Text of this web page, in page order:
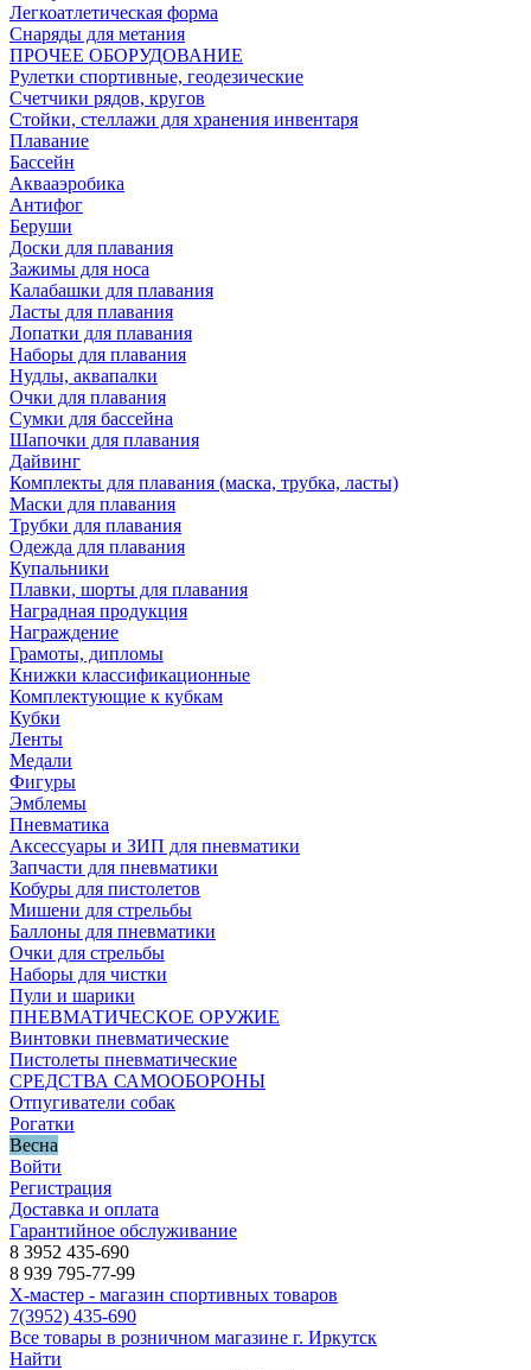
Легкоатлетическая форма
Снаряды для метания
ПРОЧЕЕ ОБОРУДОВАНИЕ
Рулетки спортивные, геодезические
Счетчики рядов, кругов
Стойки, стеллажи для хранения инвентаря
Плавание
Бассейн
Аквааэробика
Антифог
Беруши
Доски для плавания
Зажимы для носа
Калабашки для плавания
Ласты для плавания
Лопатки для плавания
Наборы для плавания
Нудлы, аквапалки
Очки для плавания
Сумки для бассейна
Шапочки для плавания
Дайвинг
Комплекты для плавания (маска, трубка, ласты)
Маски для плавания
Трубки для плавания
Одежда для плавания
Купальники
Плавки, шорты для плавания
Наградная продукция
Награждение
Грамоты, дипломы
Книжки классификационные
Комплектующие к кубкам
Кубки
Ленты
Медали
Фигуры
Эмблемы
Пневматика
Аксессуары и ЗИП для пневматики
Запчасти для пневматики
Кобуры для пистолетов
Мишени для стрельбы
Баллоны для пневматики
Очки для стрельбы
Наборы для чистки
Пули и шарики
ПНЕВМАТИЧЕСКОЕ ОРУЖИЕ
Винтовки пневматические
Пистолеты пневматические
СРЕДСТВА САМООБОРОНЫ
Отпугиватели собак
Рогатки
Весна
Войти
Регистрация
Доставка и оплата
Гарантийное обслуживание
8 3952 435-690
8 939 795-77-99
Х-мастер - магазин спортивных товаров
7(3952) 435-690
Все товары в розничном магазине г. Иркутск
Найти